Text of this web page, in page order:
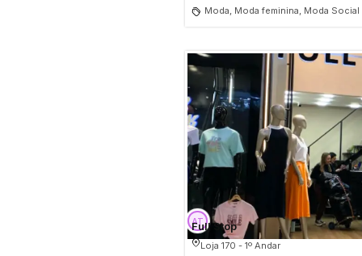
Moda, Moda feminina, Moda Social
Full Stop
Loja 170 - 1º Andar